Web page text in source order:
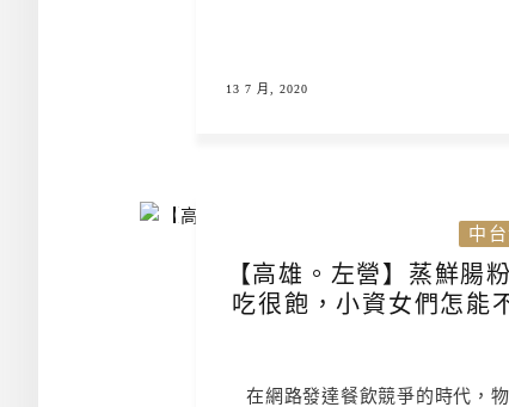
13 7 月, 2020
中
【高雄。左營】蒸鮮腸
吃很飽，小資女們怎能
在網路發達餐飲競爭的時代，